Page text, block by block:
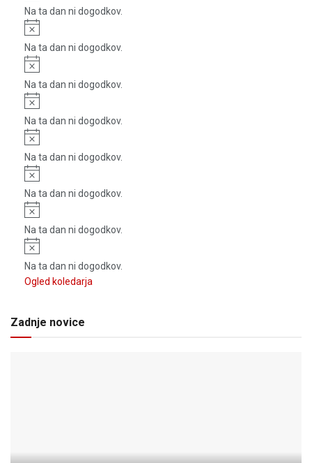
Na ta dan ni dogodkov.
Notice
Na ta dan ni dogodkov.
Notice
Na ta dan ni dogodkov.
Notice
Na ta dan ni dogodkov.
Notice
Na ta dan ni dogodkov.
Notice
Na ta dan ni dogodkov.
Notice
Na ta dan ni dogodkov.
Notice
Na ta dan ni dogodkov.
Ogled koledarja
Zadnje novice